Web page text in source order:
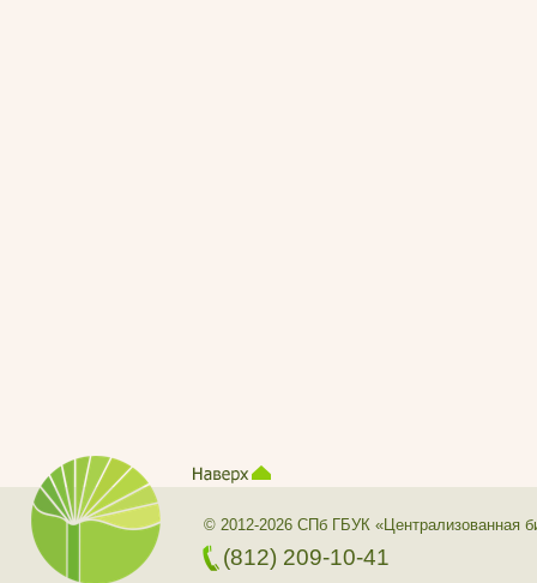
© 2012-2026 СПб ГБУК «Централизованная
(812) 209-10-41